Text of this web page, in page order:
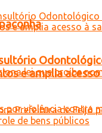
e amplia acesso